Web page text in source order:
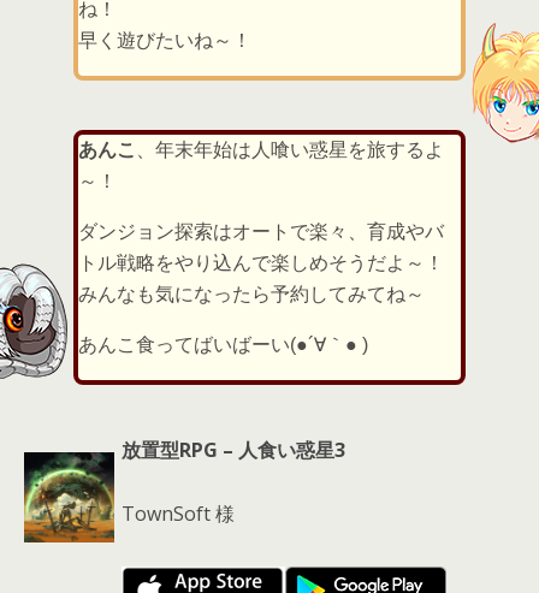
ね！
早く遊びたいね～！
あんこ
、年末年始は人喰い惑星を旅するよ
～！
ダンジョン探索はオートで楽々、育成やバ
トル戦略をやり込んで楽しめそうだよ～！
みんなも気になったら予約してみてね～
あんこ食ってばいばーい(●´∀｀● )
放置型RPG – 人食い惑星3
TownSoft 様